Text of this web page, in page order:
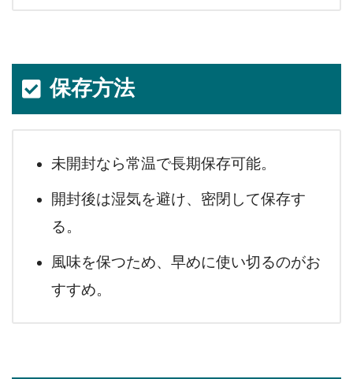
保存方法
未開封なら常温で長期保存可能。
開封後は湿気を避け、密閉して保存す
る。
風味を保つため、早めに使い切るのがお
すすめ。